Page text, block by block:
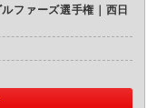
ファーズ選手権｜西日